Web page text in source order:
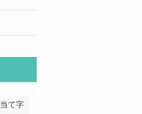
当て字